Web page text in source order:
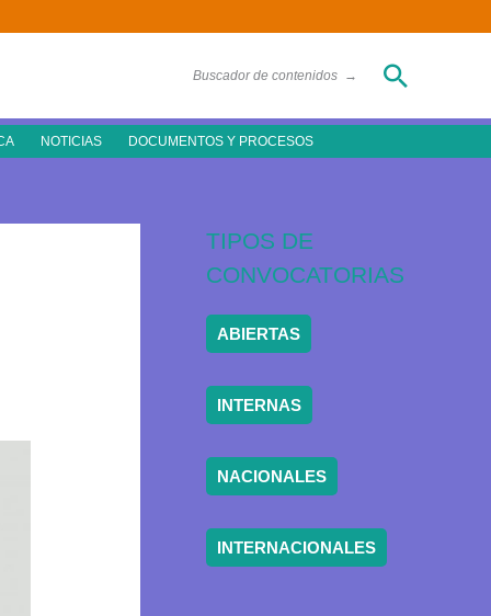
Buscador de contenidos → Buscar
NOTICIAS DOCUMENTOS Y PROCESOS
TIPOS DE
CONVOCATORIAS
ABIERTAS
INTERNAS
NACIONALES
INTERNACIONALES